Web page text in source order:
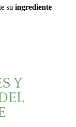
su ingrediente
Y